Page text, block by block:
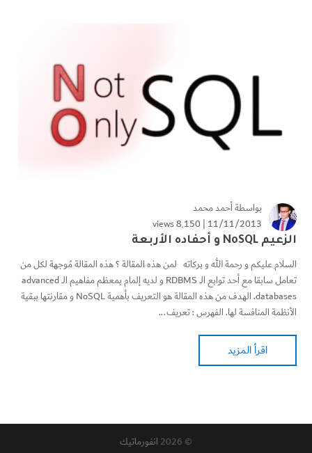
بواسطةأحمد محمد
11/11/2013 | 8٬150 views
الزعيم NoSQL و أحفاده الأربعة
السلام عليكم و رحمة الله و بركاته لمن هذه المقالة ؟ هذه المقالة مُوجهة لكل من
تعامل سابقا مع أحد توابع الــ RDBMS و لديه إلمام بمعظم مفاهيم الــ advanced
databases. الهدف من هذه المقالة هو التعريف بأهمية NoSQL و مقارنتها ببقية
الأنظمة المنافسة لها. الفهرس : تعريف...
اقرأ المزيد
© 2026 انفورماتيك